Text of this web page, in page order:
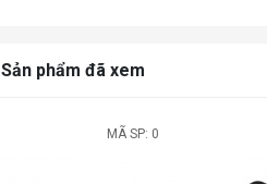
Sản phẩm đã xem
MÃ SP: 0